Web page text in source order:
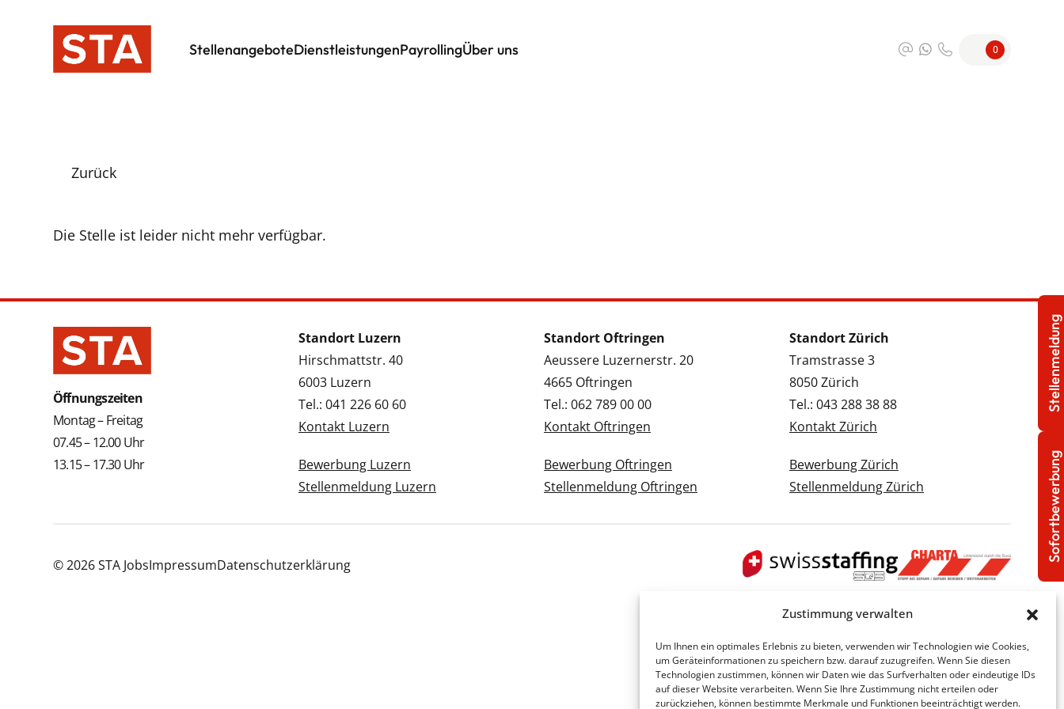
Zustimmung verwalten
Um Ihnen ein optimales Erlebnis zu bieten, verwenden wir Technologien wie Cookies,
um Geräteinformationen zu speichern bzw. darauf zuzugreifen. Wenn Sie diesen
Technologien zustimmen, können wir Daten wie das Surfverhalten oder eindeutige IDs
auf dieser Website verarbeiten. Wenn Sie Ihre Zustimmung nicht erteilen oder
zurückziehen, können bestimmte Merkmale und Funktionen beeinträchtigt werden.
StellenangeboteDienstleistungenPayrollingÜber uns 0
Zurück
Die Stelle ist leider nicht mehr verfügbar.
Öffnungszeiten
Montag – Freitag
07.45 – 12.00 Uhr
13.15 – 17.30 Uhr
Standort Luzern
Hirschmattstr. 40
6003 Luzern
Tel.: 041 226 60 60
Kontakt Luzern
Bewerbung Luzern
Stellenmeldung Luzern
Standort Oftringen
Aeussere Luzernerstr. 20
4665 Oftringen
Tel.: 062 789 00 00
Kontakt Oftringen
Bewerbung Oftringen
Stellenmeldung Oftringen
Standort Zürich
Tramstrasse 3
8050 Zürich
Tel.: 043 288 38 88
Kontakt Zürich
Bewerbung Zürich
Stellenmeldung Zürich
© 2026 STA JobsImpressumDatenschutzerklärung
Sofortbewerbung
Stellenmeldung